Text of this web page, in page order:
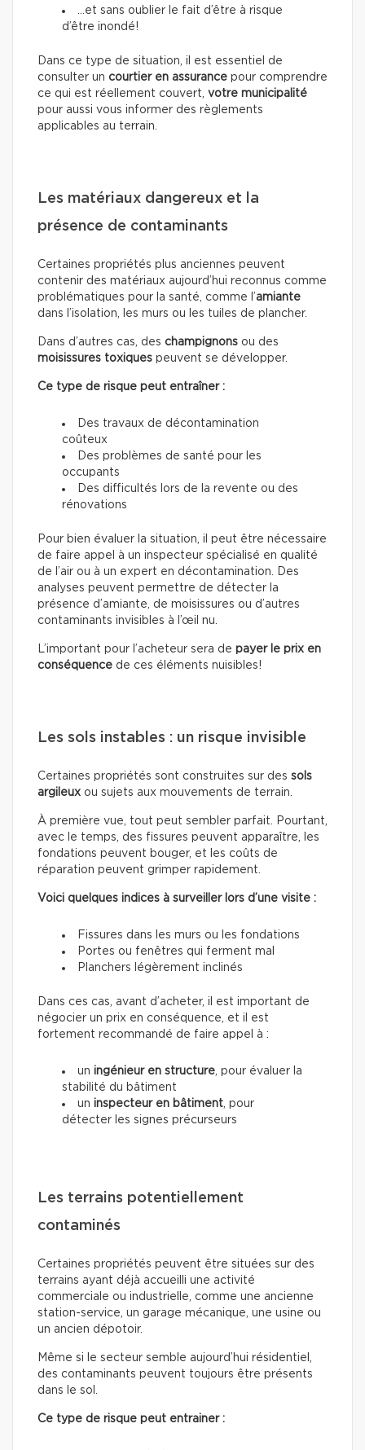
…et sans oublier le fait d’être à risque
d’être inondé!
Dans ce type de situation, il est essentiel de
consulter un courtier en assurance pour comprendre
ce qui est réellement couvert, votre municipalité
pour aussi vous informer des règlements
applicables au terrain.
Les matériaux dangereux et la
présence de contaminants
Certaines propriétés plus anciennes peuvent
contenir des matériaux aujourd’hui reconnus comme
problématiques pour la santé, comme l’amiante
dans l’isolation, les murs ou les tuiles de plancher.
Dans d’autres cas, des champignons ou des
moisissures toxiques peuvent se développer.
Ce type de risque peut entraîner :
Des travaux de décontamination
coûteux
Des problèmes de santé pour les
occupants
Des difficultés lors de la revente ou des
rénovations
Pour bien évaluer la situation, il peut être nécessaire
de faire appel à un inspecteur spécialisé en qualité
de l’air ou à un expert en décontamination. Des
analyses peuvent permettre de détecter la
présence d’amiante, de moisissures ou d’autres
contaminants invisibles à l’œil nu.
L’important pour l’acheteur sera de payer le prix en
conséquence de ces éléments nuisibles!
Les sols instables : un risque invisible
Certaines propriétés sont construites sur des sols
argileux ou sujets aux mouvements de terrain.
À première vue, tout peut sembler parfait. Pourtant,
avec le temps, des fissures peuvent apparaître, les
fondations peuvent bouger, et les coûts de
réparation peuvent grimper rapidement.
Voici quelques indices à surveiller lors d’une visite :
Fissures dans les murs ou les fondations
Portes ou fenêtres qui ferment mal
Planchers légèrement inclinés
Dans ces cas, avant d’acheter, il est important de
négocier un prix en conséquence, et il est
fortement recommandé de faire appel à :
un ingénieur en structure, pour évaluer la
stabilité du bâtiment
un inspecteur en bâtiment, pour
détecter les signes précurseurs
Les terrains potentiellement
contaminés
Certaines propriétés peuvent être situées sur des
terrains ayant déjà accueilli une activité
commerciale ou industrielle, comme une ancienne
station-service, un garage mécanique, une usine ou
un ancien dépotoir.
Même si le secteur semble aujourd’hui résidentiel,
des contaminants peuvent toujours être présents
dans le sol.
Ce type de risque peut entrainer :